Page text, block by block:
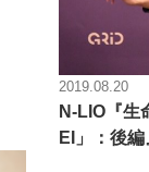
2019.08.20
N-LIO『生
EI」：後